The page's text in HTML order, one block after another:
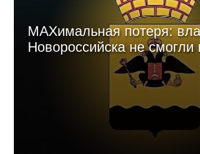
MAXимальная потеря:
Новороссийска не смогли